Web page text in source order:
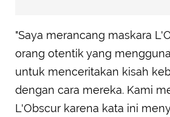
"Saya merancang maskara
orang otentik yang
untuk menceritakan kisah
dengan cara mereka. Kami
L'Obscur karena kata ini